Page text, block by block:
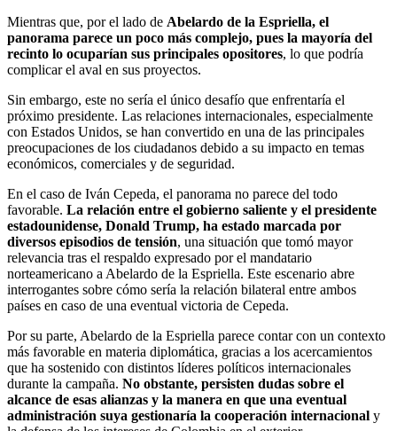
Mientras que, por el lado de Abelardo de la Espriella, el
panorama parece un poco más complejo, pues la mayoría del
recinto lo ocuparían sus principales opositores, lo que podría
complicar el aval en sus proyectos.
Sin embargo, este no sería el único desafío que enfrentaría el
próximo presidente. Las relaciones internacionales, especialmente
con Estados Unidos, se han convertido en una de las principales
preocupaciones de los ciudadanos debido a su impacto en temas
económicos, comerciales y de seguridad.
En el caso de Iván Cepeda, el panorama no parece del todo
favorable. La relación entre el gobierno saliente y el presidente
estadounidense, Donald Trump, ha estado marcada por
diversos episodios de tensión, una situación que tomó mayor
relevancia tras el respaldo expresado por el mandatario
norteamericano a Abelardo de la Espriella. Este escenario abre
interrogantes sobre cómo sería la relación bilateral entre ambos
países en caso de una eventual victoria de Cepeda.
Por su parte, Abelardo de la Espriella parece contar con un contexto
más favorable en materia diplomática, gracias a los acercamientos
que ha sostenido con distintos líderes políticos internacionales
durante la campaña. No obstante, persisten dudas sobre el
alcance de esas alianzas y la manera en que una eventual
administración suya gestionaría la cooperación internacional y